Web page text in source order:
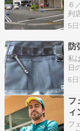
６
列
の
は
初
近
5
防
私
日
旅
6
フ
ィ
次
フ